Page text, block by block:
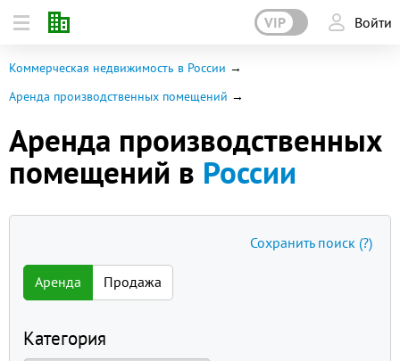
VIP Войти
Коммерческая недвижимость в России
Аренда производственных помещений
Аренда производственных
помещений в России
Аренда Продажа
Категория
Сохранить поиск (?)